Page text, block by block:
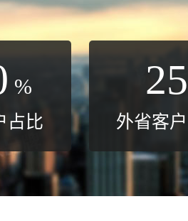
%
占比
25
外省客